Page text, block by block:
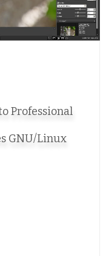
Professional
GNU/Linux